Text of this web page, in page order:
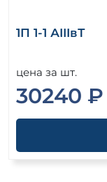
1П 1-1 АIIIвТ
цена за шт.
30240 ₽